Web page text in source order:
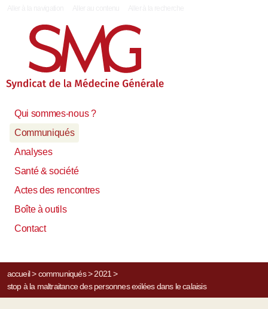
Qui sommes-nous ?
Communiqués
Analyses
Santé & société
Actes des rencontres
Boîte à outils
Contact
accueil> communiqués> 2021 >
stop à la maltraitance des personnes exilées dans le calaisis